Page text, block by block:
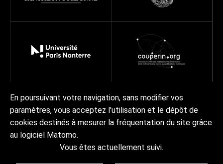
À propos Programmes Réseau
Ressources
Actualités | AgendaContact Collex-Persée
En poursuivant votre navigation, sans modifier vos
paramètres, vous acceptez l'utilisation et le dépôt de
cookies destinés à mesurer la fréquentation du site grâce
au logiciel Matomo.
Vous êtes actuellement suivi.